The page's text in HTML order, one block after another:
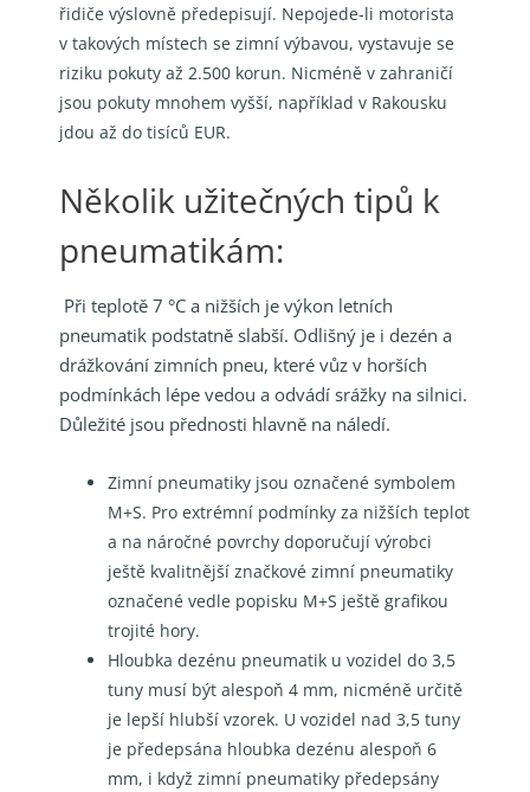
řidiče výslovně předepisují. Nepojede-li motorista
v takových místech se zimní výbavou, vystavuje se
riziku pokuty až 2.500 korun. Nicméně v zahraničí
jsou pokuty mnohem vyšší, například v Rakousku
jdou až do tisíců EUR.
Několik užitečných tipů k
pneumatikám:
Při teplotě 7 °C a nižších je výkon letních
pneumatik podstatně slabší. Odlišný je i dezén a
drážkování zimních pneu, které vůz v horších
podmínkách lépe vedou a odvádí srážky na silnici.
Důležité jsou přednosti hlavně na náledí.
Zimní pneumatiky jsou označené symbolem
M+S. Pro extrémní podmínky za nižších teplot
a na náročné povrchy doporučují výrobci
ještě kvalitnější značkové zimní pneumatiky
označené vedle popisku M+S ještě grafikou
trojité hory.
Hloubka dezénu pneumatik u vozidel do 3,5
tuny musí být alespoň 4 mm, nicméně určitě
je lepší hlubší vzorek. U vozidel nad 3,5 tuny
je předepsána hloubka dezénu alespoň 6
mm, i když zimní pneumatiky předepsány